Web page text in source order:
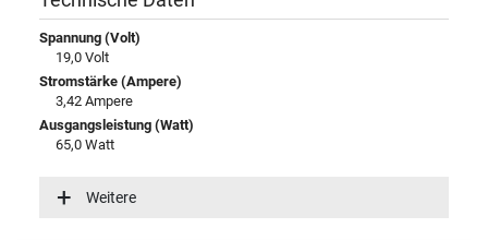
Spannung (Volt)
19,0 Volt
Stromstärke (Ampere)
3,42 Ampere
Ausgangsleistung (Watt)
65,0 Watt
100-240V / 50-60Hz
Weitere